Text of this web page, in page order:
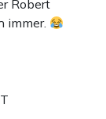
Robert
immer.